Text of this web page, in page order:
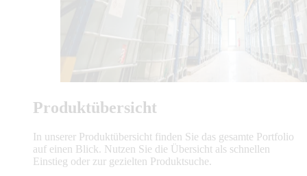
Produktübersicht
In unserer Produktübersicht finden Sie das gesamte Portfolio
auf einen Blick. Nutzen Sie die Übersicht als schnellen
Einstieg oder zur gezielten Produktsuche.